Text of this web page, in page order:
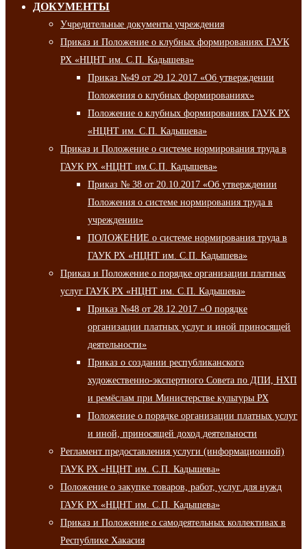
ДОКУМЕНТЫ
Учредительные документы учреждения
Приказ и Положение о клубных формированиях ГАУК
РХ «НЦНТ им. С.П. Кадышева»
Приказ №49 от 29.12.2017 «Об утверждении
Положения о клубных формированиях»
Положение о клубных формированиях ГАУК РХ
«НЦНТ им. С.П. Кадышева»
Приказ и Положение о системе нормирования труда в
ГАУК РХ «НЦНТ им.С.П. Кадышева»
Приказ № 38 от 20.10.2017 «Об утверждении
Положения о системе нормирования труда в
учреждении»
ПОЛОЖЕНИЕ о системе нормирования труда в
ГАУК РХ «НЦНТ им. С.П. Кадышева»
Приказ и Положение о порядке организации платных
услуг ГАУК РХ «НЦНТ им. С.П. Кадышева»
Приказ №48 от 28.12.2017 «О порядке
организации платных услуг и иной приносящей
деятельности»
Приказ о создании республиканского
художественно-экспертного Совета по ДПИ, НХП
и ремёслам при Министерстве культуры РХ
Положение о порядке организации платных услуг
и иной, приносящей доход деятельности
Регламент предоставления услуги (информационной)
ГАУК РХ «НЦНТ им. С.П. Кадышева»
Положение о закупке товаров, работ, услуг для нужд
ГАУК РХ «НЦНТ им. С.П. Кадышева»
Приказ и Положение о самодеятельных коллективах в
Республике Хакасия